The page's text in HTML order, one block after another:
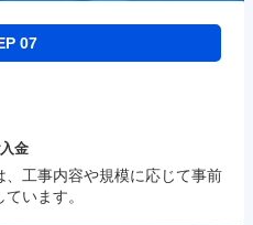
07
金
工事内容や規模に応じて事前
います。